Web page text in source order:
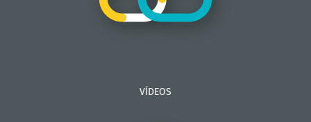
VÍDEOS